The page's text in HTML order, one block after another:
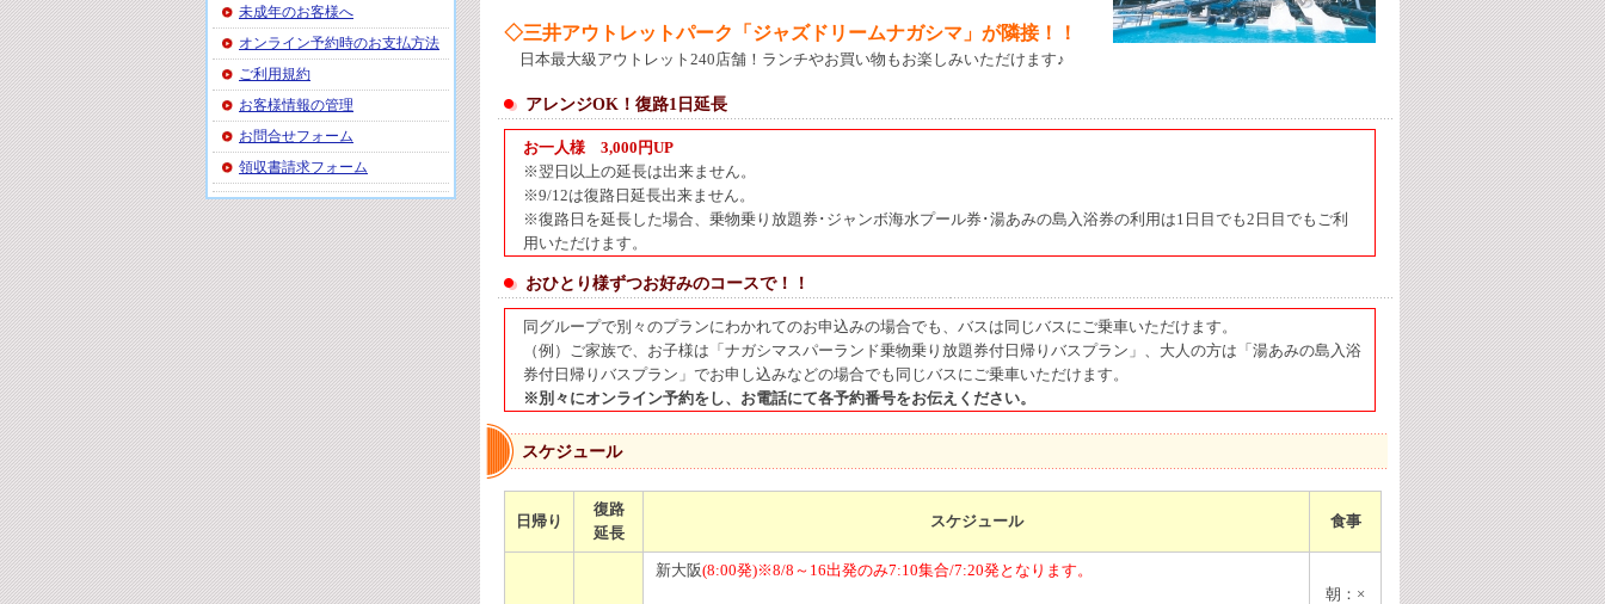
未成年のお客様へ
オンライン予約時のお支払方法
ご利用規約
お客様情報の管理
お問合せフォーム
領収書請求フォーム
◇三井アウトレットパーク「ジャズドリームナガシマ」が隣接！！
日本最大級アウトレット240店舗！ランチやお買い物もお楽しみいただけます♪
アレンジOK！復路1日延長
お一人様 3,000円UP
※翌日以上の延長は出来ません。
※9/12は復路日延長出来ません。
※復路日を延長した場合、乗物乗り放題券･ジャンボ海水プール券･湯あみの島入浴券の利用は1日目でも2日目でもご利
用いただけます。
おひとり様ずつお好みのコースで！！
同グループで別々のプランにわかれてのお申込みの場合でも、バスは同じバスにご乗車いただけます。
（例）ご家族で、お子様は「ナガシマスパーランド乗物乗り放題券付日帰りバスプラン」、大人の方は「湯あみの島入浴
券付日帰りバスプラン」でお申し込みなどの場合でも同じバスにご乗車いただけます。
※別々にオンライン予約をし、お電話にて各予約番号をお伝えください。
スケジュール
日帰り
復路
延長
スケジュール 食事
新大阪(8:00発)※8/8～16出発のみ7:10集合/7:20発となります。
朝：×